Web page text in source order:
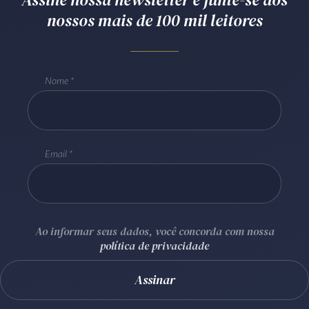
Receba por RSS
Batel Curitiba/PR CEP80240-000
nossos mais de 100 mil leitores
Nome
Email
Ao informar seus dados, você concorda com nossa
política de privacidade